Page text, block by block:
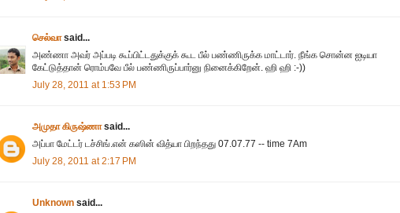
செல்வாsaid...
அண்ணா அவர் அப்படி கூப்பிட்டதுக்குக் கூட பீல் பண்ணிருக்க மாட்டார். நீங்க சொன்ன ஐடியா
கேட்டுத்தான் ரொம்பவே பீல் பண்ணிருப்பார்னு நினைக்கிறேன். ஹி ஹி :-))
July 28, 2011 at 1:53 PM
அமுதா கிருஷ்ணாsaid...
அப்பா மேட்டர் டச்சிங்.என் கஸின் வித்யா பிறந்தது 07.07.77 -- time 7Am
July 28, 2011 at 2:17 PM
Unknown said...